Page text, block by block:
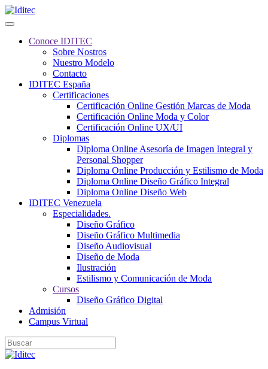
Conoce IDITEC
Sobre Nostros
Nuestro Modelo
Contacto
IDITEC España
Certificaciones
Certificación Online Gestión Marcas de Moda
Certificación Online Moda y Color
Certificación Online UX/UI
Diplomas
Diploma Online Asesoría de Imagen Integral y
Personal Shopper
Diploma Online Producción y Estilismo de Moda
Diploma Online Diseño Gráfico Integral
Diploma Online Diseño Web
IDITEC Venezuela
Especialidades.
Diseño Gráfico
Diseño Gráfico Multimedia
Diseño Audiovisual
Diseño de Moda
Ilustración
Estilismo y Comunicación de Moda
Cursos
Diseño Gráfico Digital
Admisión
Campus Virtual